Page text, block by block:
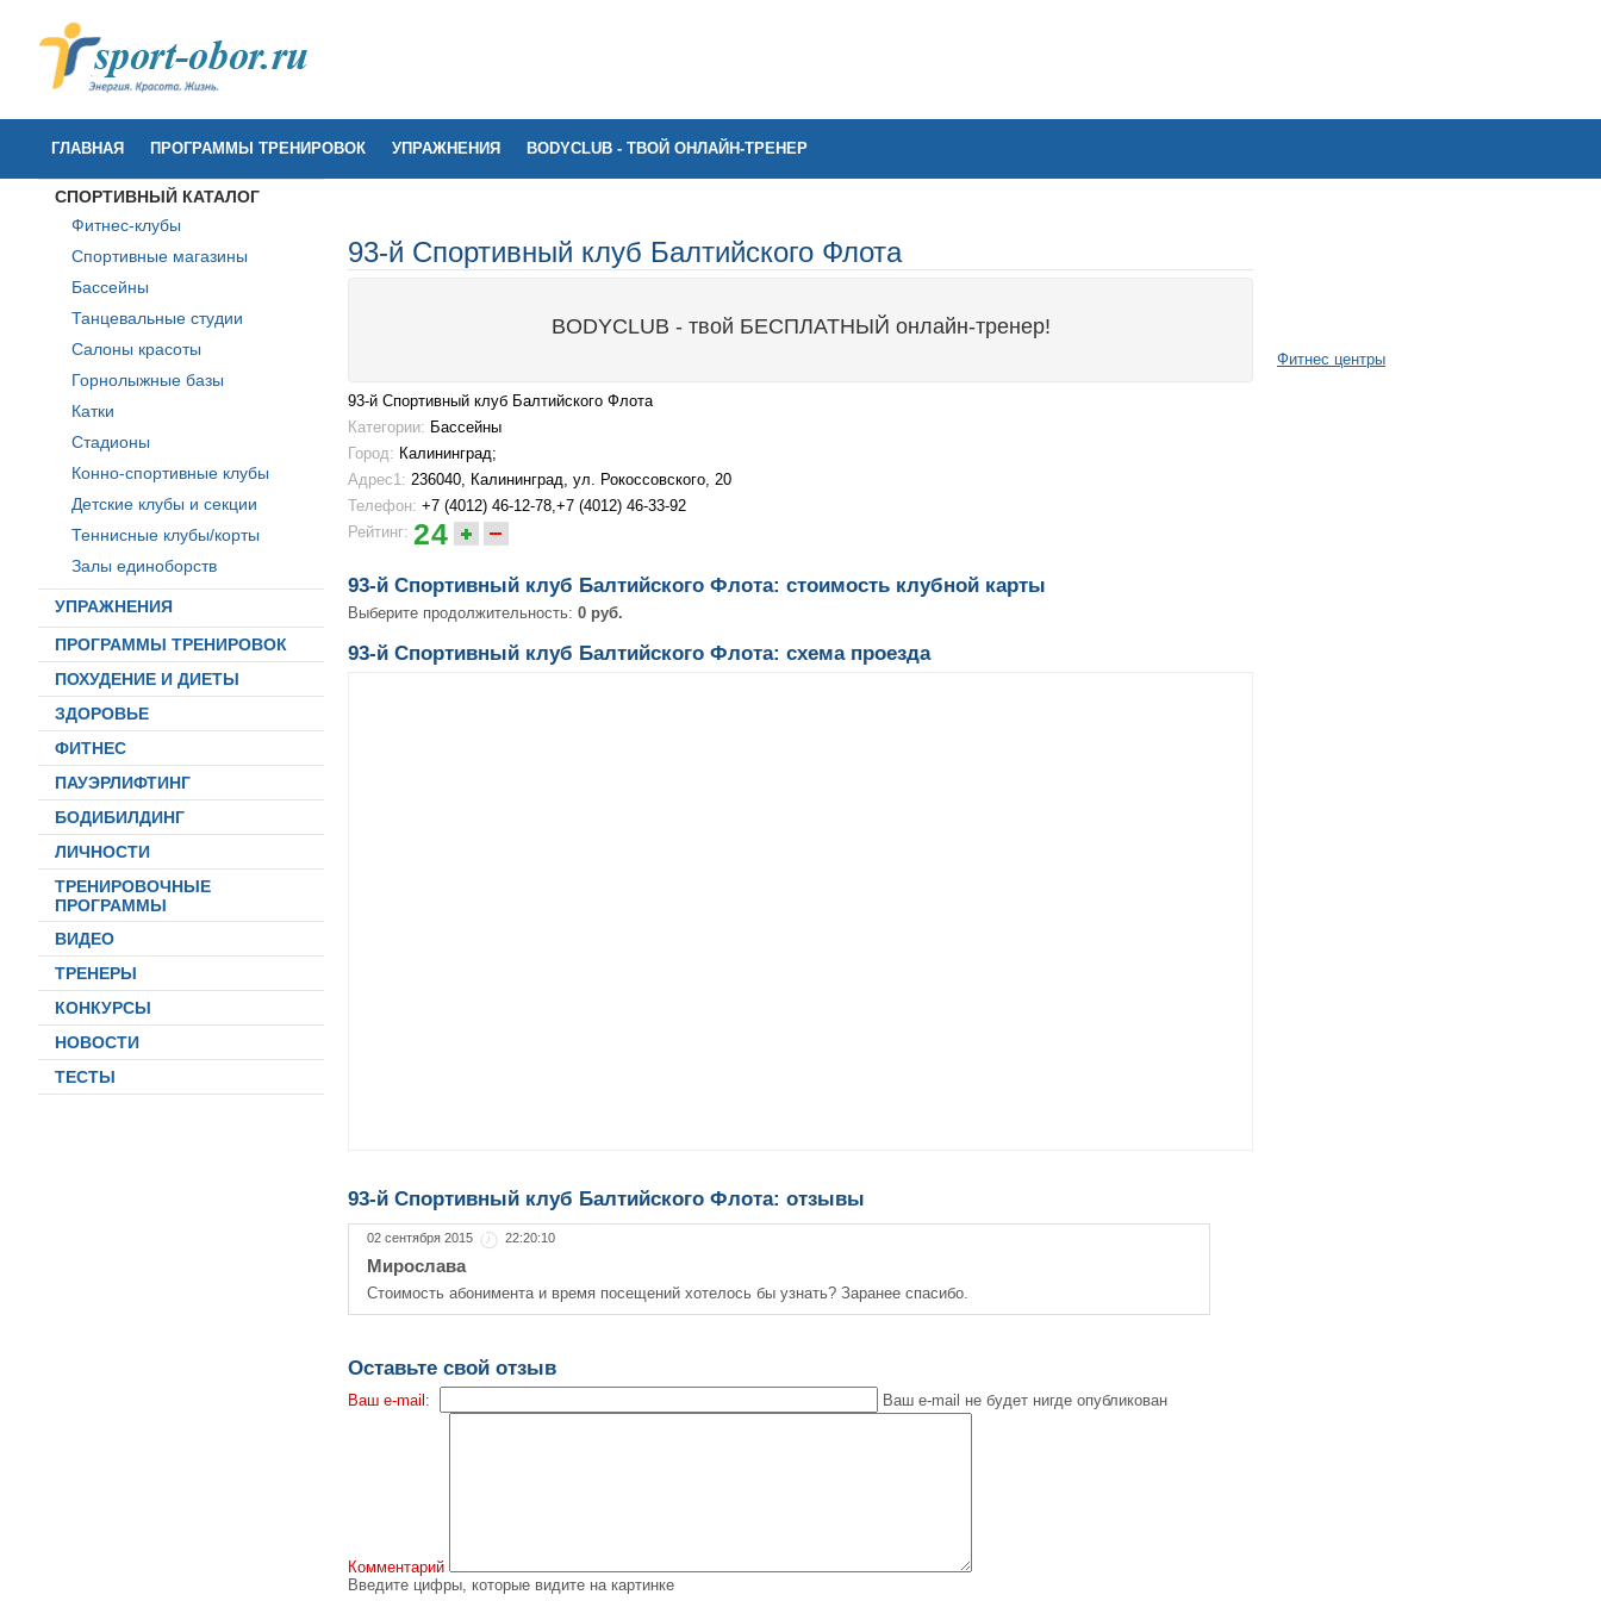
ГЛАВНАЯ ПРОГРАММЫ ТРЕНИРОВОК УПРАЖНЕНИЯ BODYCLUB - ТВОЙ ОНЛАЙН-ТРЕНЕР
СПОРТИВНЫЙ КАТАЛОГ
Фитнес-клубы
Спортивные магазины
Бассейны
Танцевальные студии
Салоны красоты
Горнолыжные базы
Катки
Стадионы
Конно-спортивные клубы
Детские клубы и секции
Теннисные клубы/корты
Залы единоборств
УПРАЖНЕНИЯ
ПРОГРАММЫ ТРЕНИРОВОК
ПОХУДЕНИЕ И ДИЕТЫ
ЗДОРОВЬЕ
ФИТНЕС
ПАУЭРЛИФТИНГ
БОДИБИЛДИНГ
ЛИЧНОСТИ
ТРЕНИРОВОЧНЫЕ
ПРОГРАММЫ
ВИДЕО
ТРЕНЕРЫ
КОНКУРСЫ
НОВОСТИ
ТЕСТЫ
Фитнес центры
93-й Спортивный клуб Балтийского Флота
BODYCLUB - твой БЕСПЛАТНЫЙ онлайн-тренер!
93-й Спортивный клуб Балтийского Флота
Категории: Бассейны
Город: Калининград;
Адрес1: 236040, Калининград, ул. Рокоссовского, 20
Телефон: +7 (4012) 46-12-78,+7 (4012) 46-33-92
Рейтинг: 24
93-й Спортивный клуб Балтийского Флота: стоимость клубной карты
Выберите продолжительность: 0 руб.
93-й Спортивный клуб Балтийского Флота: схема проезда
93-й Спортивный клуб Балтийского Флота: отзывы
02 сентября 2015 22:20:10
Мирослава
Стоимость абонимента и время посещений хотелось бы узнать? Заранее спасибо.
Оставьте свой отзыв
Ваш e-mail: Ваш e-mail не будет нигде опубликован
Комментарий
Введите цифры, которые видите на картинке